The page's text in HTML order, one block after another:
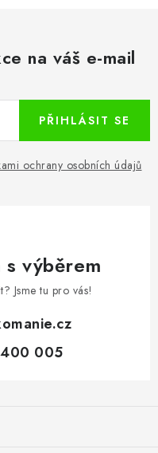
na váš e-mail
ochrany osobních údajů
PŘIHLÁSIT SE
s výběrem
Jsme tu pro vás!
005